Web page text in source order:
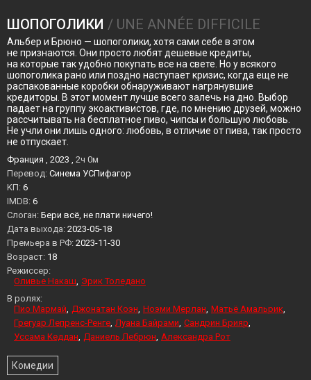
ШОПОГОЛИКИ / UNE ANNÉE DIFFICILE
Альбер и Брюно — шопоголики, хотя сами себе в этом
не признаются. Они просто любят дешевые кредиты,
на которые так удобно покупать все на свете. Но у всякого
шопоголика рано или поздно наступает кризис, когда еще не
распакованные коробки обнаруживают нагрянувшие
кредиторы. В этот момент лучше всего залечь на дно. Выбор
падает на группу экоактивистов, где, по мнению друзей, можно
рассчитывать на бесплатное пиво, чипсы и большую любовь.
Не учли они лишь одного: любовь, в отличие от пива, так просто
не отпускает.
Франция , 2023 , 2ч 0м
Перевод: Синема УСПифагор
KП: 6
IMDB: 6
Слоган: Бери всё, не плати ничего!
Дата выхода: 2023-05-18
Премьера в РФ: 2023-11-30
Возраст: 18
Режиссер:
Оливье Накаш Эрик Толедано
В ролях:
Пио Мармай Джонатан Коэн Ноэми Мерлан Матьё Амальрик
Грегуар Лепренс-Ренге Луана Байрами Сандрин Брияр
Уссама Кеддан Даниель Лебрюн Александра Рот
Комедии